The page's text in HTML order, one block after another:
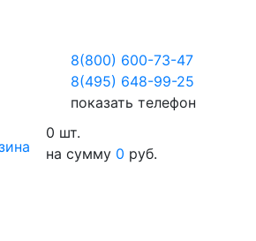
8(800) 600-73-47
8(495) 648-99-25
показать телефон
0 шт.
на сумму 0 руб.